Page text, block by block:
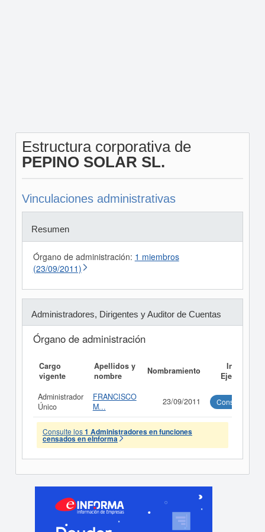
Estructura corporativa de
PEPINO SOLAR SL.
Vinculaciones administrativas
Resumen
Órgano de administración: 1 miembros
(23/09/2011)
Administradores, Dirigentes y Auditor de Cuentas
Órgano de administración
Cargo
vigente
Apellidos y
nombre
Nombramiento
Informe
Ejecutivo
Administrador
Único
FRANCISCO
M...
23/09/2011 Consultar
Consulte los1 Administradores en funciones
censados en eInforma